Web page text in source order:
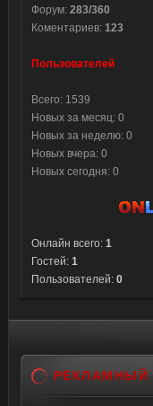
Форум: 283/360
Коментариев: 123
Пользователей
Всего: 1539
Новых за месяц: 0
Новых за неделю: 0
Новых вчера: 0
Новых сегодня: 0
Онлайн всего: 1
Гостей: 1
Пользователей: 0
РЕКЛАМНЫЙ